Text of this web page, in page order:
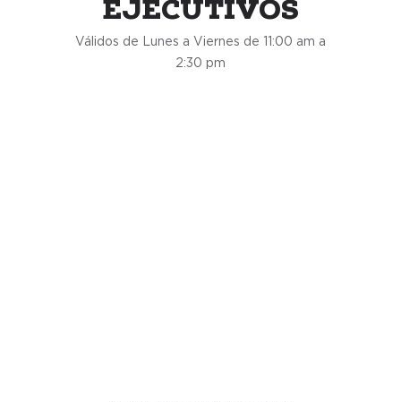
EJECUTIVOS
Válidos de Lunes a Viernes de 11:00 am a
2:30 pm